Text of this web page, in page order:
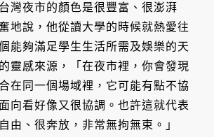
灣夜市的顏色是很豐富、很澎湃
地說，他從讀大學的時候就熱愛往
能夠滿足學生生活所需及娛樂的天
靈感來源，「在夜市裡，你會發現
在同一個場域裡，它可能有點不協
向看好像又很協調。也許這就代表
由、很奔放，非常無拘無束。」